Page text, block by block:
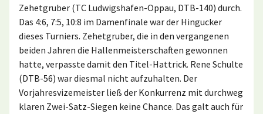
Zehetgruber (TC Ludwigshafen-Oppau, DTB-140) durch.
Das 4:6, 7:5, 10:8 im Damenfinale war der Hingucker
dieses Turniers. Zehetgruber, die in den vergangenen
beiden Jahren die Hallenmeisterschaften gewonnen
hatte, verpasste damit den Titel-Hattrick. Rene Schulte
(DTB-56) war diesmal nicht aufzuhalten. Der
Vorjahresvizemeister ließ der Konkurrenz mit durchweg
klaren Zwei-Satz-Siegen keine Chance. Das galt auch für